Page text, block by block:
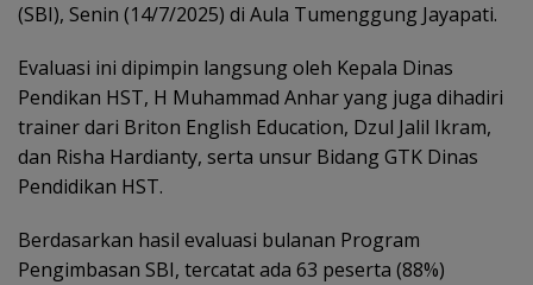
(SBI), Senin (14/7/2025) di Aula Tumenggung Jayapati.
Evaluasi ini dipimpin langsung oleh Kepala Dinas
Pendikan HST, H Muhammad Anhar yang juga dihadiri
trainer dari Briton English Education, Dzul Jalil Ikram,
dan Risha Hardianty, serta unsur Bidang GTK Dinas
Pendidikan HST.
Berdasarkan hasil evaluasi bulanan Program
Pengimbasan SBI, tercatat ada 63 peserta (88%)